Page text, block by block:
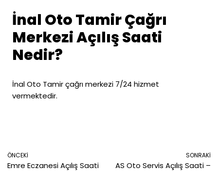
İnal Oto Tamir Çağrı
Merkezi Açılış Saati
Nedir?
İnal Oto Tamir çağrı merkezi 7/24 hizmet
vermektedir.
ÖNCEKI
Emre Eczanesi Açılış Saati
SONRAKI
AS Oto Servis Açılış Saati –